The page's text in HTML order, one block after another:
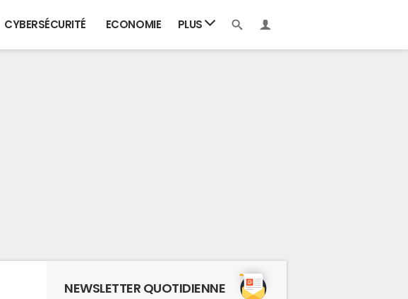
CYBERSÉCURITÉ ECONOMIE PLUS
NEWSLETTER QUOTIDIENNE